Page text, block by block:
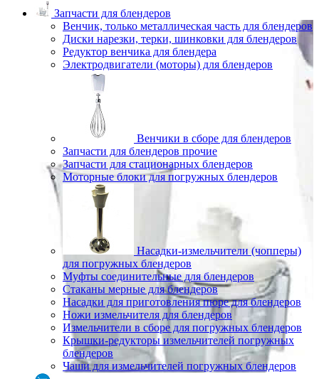
Запчасти для блендеров
Венчик, только металлическая часть для блендеров
Диски нарезки, терки, шинковки для блендеров
Редуктор венчика для блендера
Электродвигатели (моторы) для блендеров
Венчики в сборе для блендеров
Запчасти для блендеров прочие
Запчасти для стационарных блендеров
Моторные блоки для погружных блендеров
Насадки-измельчители (чопперы)
для погружных блендеров
Муфты соединительные для блендеров
Стаканы мерные для блендеров
Насадки для приготовления пюре для блендеров
Ножи измельчителя для блендеров
Измельчители в сборе для погружных блендеров
Крышки-редукторы измельчителей погружных
блендеров
Чаши для измельчителей погружных блендеров